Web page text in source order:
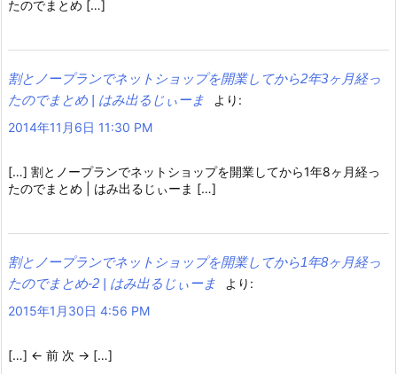
たのでまとめ […]
割とノープランでネットショップを開業してから2年3ヶ月経っ
たのでまとめ | はみ出るじぃーま
より:
2014年11月6日 11:30 PM
[…] 割とノープランでネットショップを開業してから1年8ヶ月経っ
たのでまとめ | はみ出るじぃーま […]
割とノープランでネットショップを開業してから1年8ヶ月経っ
たのでまとめ-2 | はみ出るじぃーま
より:
2015年1月30日 4:56 PM
[…] ← 前 次 → […]